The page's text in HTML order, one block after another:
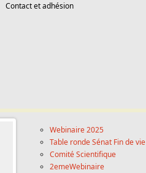
Contact et adhésion
Webinaire 2025
Table ronde Sénat Fin de vie
Comité Scientifique
2emeWebinaire